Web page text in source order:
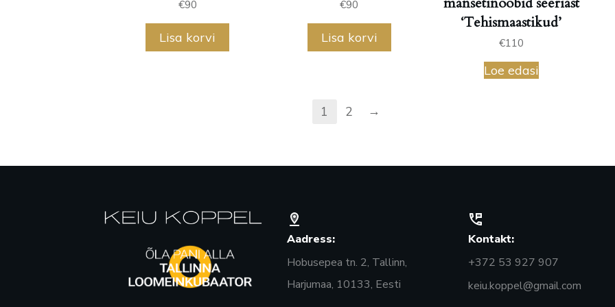
€90
Lisa korvi
€90
Lisa korvi
‘Tehismaastikud’
€110
Loe edasi
1 2 →
Aadress:
Hobusepea tn. 2, Tallinn,
Harjumaa, 10133, Eesti
Kontakt:
+372 53 927 907
keiu.koppel@gmail.com